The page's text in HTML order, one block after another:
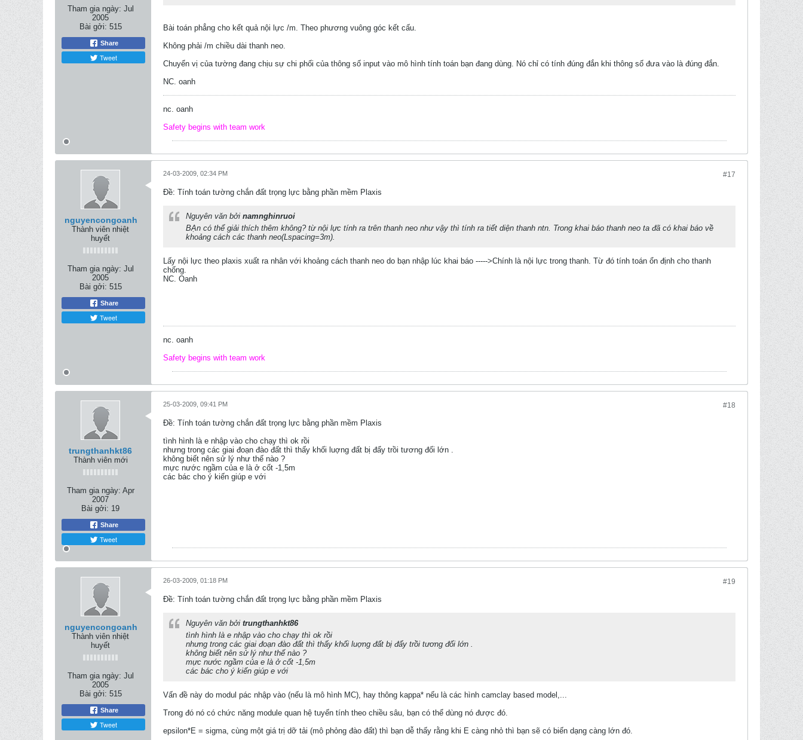
Tham gia ngày: Jul
2005
Bài gởi: 515
Share
Tweet
Bài toán phẳng cho kết quả nội lực /m. Theo phương vuông góc kết cấu.
Không phải /m chiều dài thanh neo.
Chuyển vị của tường đang chịu sự chi phối của thông số input vào mô hình tính toán bạn đang dùng. Nó chỉ có tính đúng đắn khi thông số đưa vào là đúng đắn.
NC. oanh
nc. oanh
Safety begins with team work
nguyencongoanh
Thành viên nhiệt
huyết
Tham gia ngày: Jul
2005
Bài gởi: 515
Share
Tweet
#17
24-03-2009, 02:34 PM
Ðề: Tính toán tường chắn đất trọng lực bằng phần mềm Plaxis
Nguyên văn bởi namnghinruoi
BẠn có thể giải thích thêm không? từ nội lực tính ra trên thanh neo như vậy thì tính ra tiết diện thanh ntn. Trong khai báo thanh neo ta đã có khai báo về
khoảng cách các thanh neo(Lspacing=3m).
Lấy nội lực theo plaxis xuất ra nhân với khoảng cách thanh neo do bạn nhập lúc khai báo ----->Chính là nội lực trong thanh. Từ đó tính toán ổn định cho thanh
chống.
NC. Oanh
nc. oanh
Safety begins with team work
trungthanhkt86
Thành viên mới
Tham gia ngày: Apr
2007
Bài gởi: 19
Share
Tweet
#18
25-03-2009, 09:41 PM
Ðề: Tính toán tường chắn đất trọng lực bằng phần mềm Plaxis
tình hình là e nhập vào cho chạy thì ok rồi
nhưng trong các giai đoạn đào đất thì thấy khối luợng đất bị đẩy trồi tương đối lớn .
không biết nên sử lý như thế nào ?
mực nước ngầm của e là ở cốt -1,5m
các bác cho ý kiến giúp e với
nguyencongoanh
Thành viên nhiệt
huyết
Tham gia ngày: Jul
2005
Bài gởi: 515
Share
Tweet
#19
26-03-2009, 01:18 PM
Ðề: Tính toán tường chắn đất trọng lực bằng phần mềm Plaxis
Nguyên văn bởi trungthanhkt86
tình hình là e nhập vào cho chạy thì ok rồi
nhưng trong các giai đoạn đào đất thì thấy khối luợng đất bị đẩy trồi tương đối lớn .
không biết nên sử lý như thế nào ?
mực nước ngầm của e là ở cốt -1,5m
các bác cho ý kiến giúp e với
Vấn đề này do modul pác nhập vào (nếu là mô hình MC), hay thông kappa* nếu là các hình camclay based model,...
Trong đó nó có chức năng module quan hệ tuyến tính theo chiều sâu, bạn có thể dùng nó được đó.
epsilon*E = sigma, cùng một giá trị dỡ tải (mô phỏng đào đất) thì bạn dễ thấy rằng khi E càng nhỏ thì bạn sẽ có biến dạng càng lớn đó.